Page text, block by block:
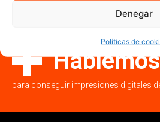
Denegar
Políticas de
trabajaremos para ayudarte a convertir
para conseguir impresiones digitales